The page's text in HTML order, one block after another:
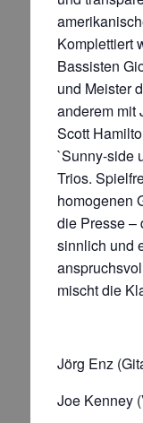
Komplettiert
Bassisten
und Meister
anderem mit
Scott
`Sunny-side
Trios.
homogenen
die Presse –
sinnlich und
mischt die
Jörg Enz
Joe Kenney